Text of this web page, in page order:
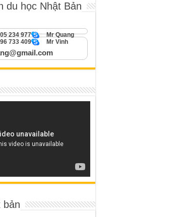
du học Nhật Bản
Mr Quang
234 977
Mr Vinh
733 409
bản